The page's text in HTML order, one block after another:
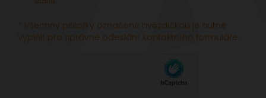
* Všechny položky označené hvězdičkou je nutné
vyplňit pro správné odeslání kontaktního formuláře.